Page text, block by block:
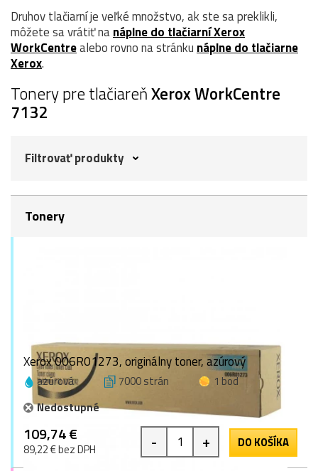
Druhov tlačiarní je veľké množstvo, ak ste sa preklikli,
môžete sa vrátiť nanáplne do tlačiarní Xerox
WorkCentrealebo rovno na stránku náplne do tlačiarne
Xerox.
Tonery pre tlačiareňXerox WorkCentre
7132
Filtrovať produkty
Tonery
Xerox 006R01273, originálny toner, azúrový
azúrová 7000 strán
1 bod
Nedostupné
109,74 €
89,22 € bez DPH - + DO KOŠÍKA